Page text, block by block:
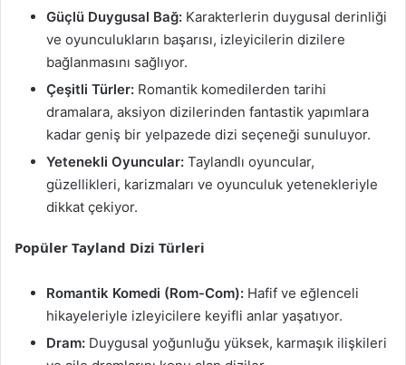
Güçlü Duygusal Bağ: Karakterlerin duygusal derinliği
ve oyunculukların başarısı, izleyicilerin dizilere
bağlanmasını sağlıyor.
Çeşitli Türler: Romantik komedilerden tarihi
dramalara, aksiyon dizilerinden fantastik yapımlara
kadar geniş bir yelpazede dizi seçeneği sunuluyor.
Yetenekli Oyuncular: Taylandlı oyuncular,
güzellikleri, karizmaları ve oyunculuk yetenekleriyle
dikkat çekiyor.
Popüler Tayland Dizi Türleri
Romantik Komedi (Rom-Com): Hafif ve eğlenceli
hikayeleriyle izleyicilere keyifli anlar yaşatıyor.
Dram: Duygusal yoğunluğu yüksek, karmaşık ilişkileri